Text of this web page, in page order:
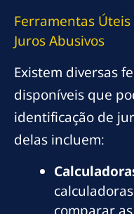
Ferramentas
Juros Abusivos
Existem diversas
disponíveis que
identificação de
delas incluem: